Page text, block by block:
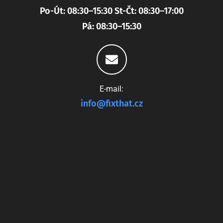
Po-Út: 08:30–15:30 St-Čt: 08:30–17:00
Pá: 08:30–15:30
E-mail:
info@fixthat.cz